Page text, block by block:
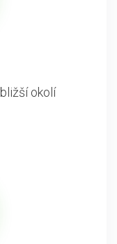
okolí